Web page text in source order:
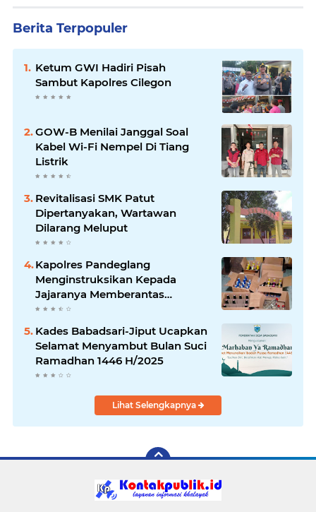
Berita Terpopuler
Ketum GWI Hadiri Pisah
Sambut Kapolres Cilegon
GOW-B Menilai Janggal Soal
Kabel Wi-Fi Nempel Di Tiang
Listrik
Revitalisasi SMK Patut
Dipertanyakan, Wartawan
Dilarang Meluput
Kapolres Pandeglang
Menginstruksikan Kepada
Jajaranya Memberantas
Peredaran Miras
Kades Babadsari-Jiput Ucapkan
Selamat Menyambut Bulan Suci
Ramadhan 1446 H/2025
Lihat Selengkapnya